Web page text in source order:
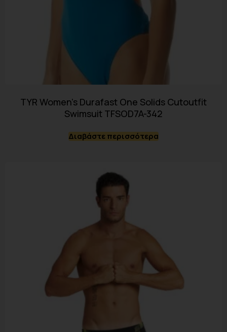
TYR Women’s Durafast One Solids Cutoutfit
Swimsuit TFSOD7A-342
Διαβάστε περισσότερα